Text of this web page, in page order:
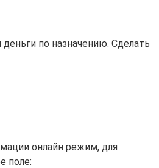
по назначению. Сделать
онлайн режим, для
поле: